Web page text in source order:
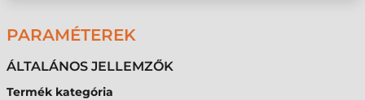
PARAMÉTEREK
ÁLTALÁNOS JELLEMZŐK
Termék kategória